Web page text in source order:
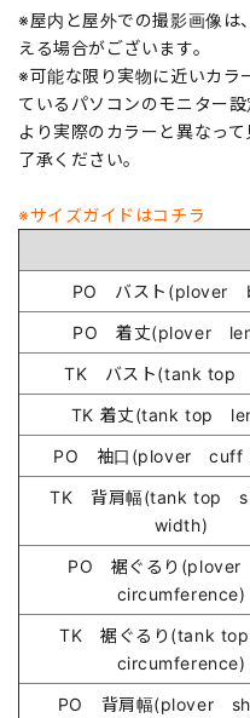
※屋内と屋外での撮影画像は
える場合がございます。
※可能な限り実物に近いカ
ているパソコンのモニター
より実際のカラーと異なっ
了承ください。
※サイズガイドはコチラ
PO バスト(plover
PO 着丈(plover
TK バスト(tank top
TK 着丈(tank top
PO 袖口(plover cuff
TK 背肩幅(tank top
width)
PO 裾ぐるり
circumference)
TK 裾ぐるり(tank
circumference)
PO 背肩幅(plover